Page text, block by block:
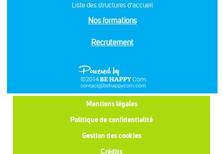
Liste des structures d’accueil
Nos formations
Recrutement
Mentions légales
Politique de confidentialité
Gestion des cookies
Crédits